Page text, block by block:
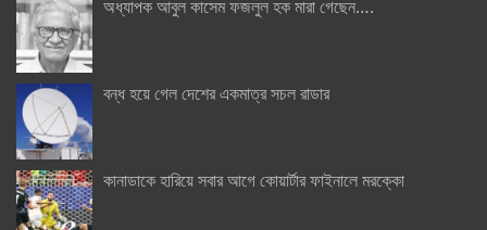
অধ্যাপক আবুল কাসেম ফজলুল হক মারা গেছেন….
বন্ধ হয়ে গেল দেশের একমাত্র সচল রাডার
কানাডাকে হারিয়ে সবার আগে কোয়ার্টার ফাইনালে মরক্কো